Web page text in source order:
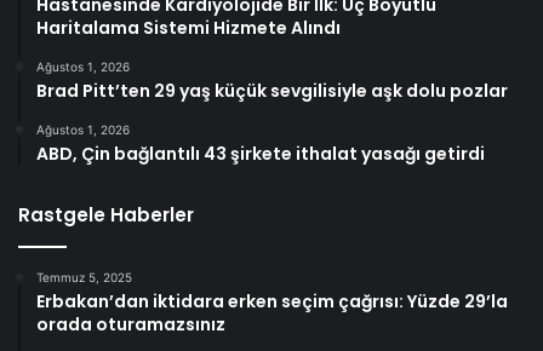
Haritalama Sistemi Hizmete Alındı
Ağustos 1, 2026
Brad Pitt’ten 29 yaş küçük sevgilisiyle aşk dolu pozlar
Ağustos 1, 2026
ABD, Çin bağlantılı 43 şirkete ithalat yasağı getirdi
Rastgele Haberler
Temmuz 5, 2025
Erbakan’dan iktidara erken seçim çağrısı: Yüzde 29’la
orada oturamazsınız